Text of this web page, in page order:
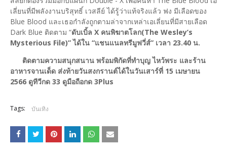
เลี่ยนที่มีพลังงานบริสุทธิ์ เวสลีย์ ได้รู้ว่าแท้จริงแล้ว ฟง มีเลือดของ
Blue Blood และเธอกำลังถูกตามล่าจากเหล่าเอเลี่ยนที่มีสายเลือด
Dark Blue ติดตาม “ดับเบิ้ล X คนพิฆาตโลก(The Wesley’s
Mysterious File)” ได้ใน “แชนแนลทรีมูฟวี่ส์” เวลา 23.40 น.
ติดตามความสนุกสนาน พร้อมพิกัดที่ทำบุญ ไหว้พระ และร้าน
อาหารจานเด็ด ส่งท้ายวันสงกรานต์ได้ในวันเสาร์ที่ 15 เมษายน
2566 ดูทีวีกด 33 ดูมือถือกด 3Plus
Tags: บันเทิง